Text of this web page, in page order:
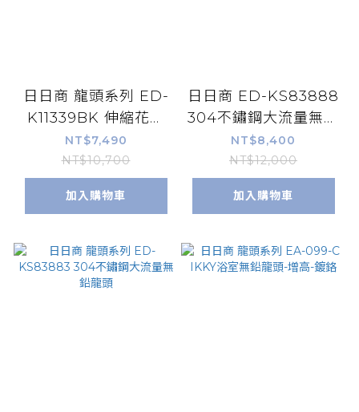
日日商 龍頭系列 ED-
K11339BK 伸縮花灑
檯面龍頭
NT$7,490
NT$10,700
加入購物車
日日商 ED-KS83888
304不鏽鋼大流量無鉛
龍頭-鈦灰色
NT$8,400
NT$12,000
加入購物車